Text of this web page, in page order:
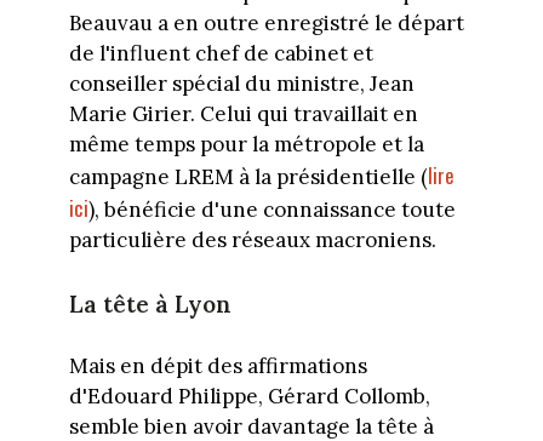
Beauvau a en outre enregistré le départ
de l'influent chef de cabinet et
conseiller spécial du ministre, Jean
Marie Girier. Celui qui travaillait en
même temps pour la métropole et la
campagne LREM à la présidentielle (lire
ici), bénéficie d'une connaissance toute
particulière des réseaux macroniens.
La tête à Lyon
Mais en dépit des affirmations
d'Edouard Philippe, Gérard Collomb,
semble bien avoir davantage la tête à